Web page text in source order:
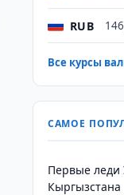
RUB
Все курсы
САМОЕ
Первые леди